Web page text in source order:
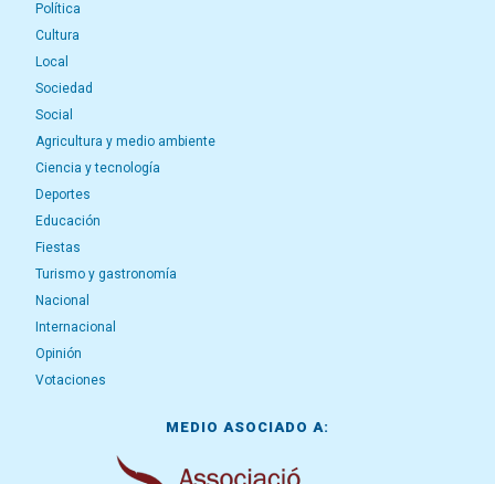
Política
Cultura
Local
Sociedad
Social
Agricultura y medio ambiente
Ciencia y tecnología
Deportes
Educación
Fiestas
Turismo y gastronomía
Nacional
Internacional
Opinión
Votaciones
MEDIO ASOCIADO A: